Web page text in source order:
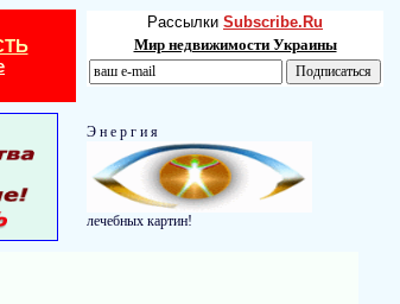
Рассылки Subscribe.Ru
Мир недвижимости Украины
Э н е р г и я
лечебных картин!